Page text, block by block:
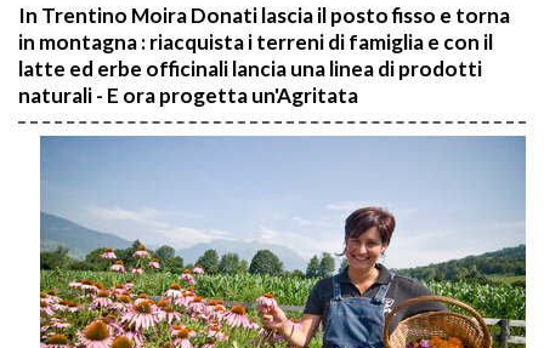
In Trentino Moira Donati lascia il posto fisso e torna
in montagna : riacquista i terreni di famiglia e con il
latte ed erbe officinali lancia una linea di prodotti
naturali - E ora progetta un'Agritata